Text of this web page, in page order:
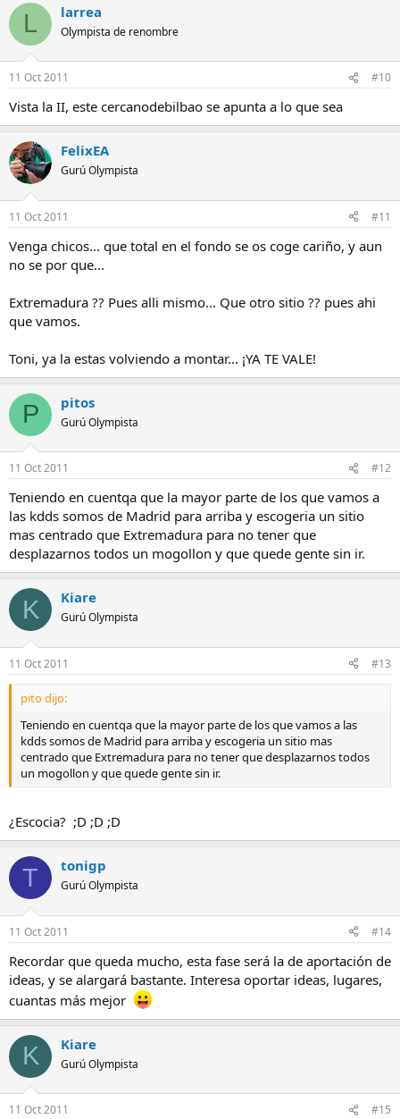
L larrea
Olympista de renombre
11 Oct 2011 #10
Vista la II, este cercanodebilbao se apunta a lo que sea
FelixEA
Gurú Olympista
11 Oct 2011 #11
Venga chicos... que total en el fondo se os coge cariño, y aun
no se por que...
Extremadura ?? Pues alli mismo... Que otro sitio ?? pues ahi
que vamos.
Toni, ya la estas volviendo a montar... ¡YA TE VALE!
P pitos
Gurú Olympista
11 Oct 2011 #12
Teniendo en cuentqa que la mayor parte de los que vamos a
las kdds somos de Madrid para arriba y escogeria un sitio
mas centrado que Extremadura para no tener que
desplazarnos todos un mogollon y que quede gente sin ir.
K Kiare
Gurú Olympista
11 Oct 2011 #13
pito dijo:
Teniendo en cuentqa que la mayor parte de los que vamos a las
kdds somos de Madrid para arriba y escogeria un sitio mas
centrado que Extremadura para no tener que desplazarnos todos
un mogollon y que quede gente sin ir.
¿Escocia? ;D ;D ;D
T tonigp
Gurú Olympista
11 Oct 2011 #14
Recordar que queda mucho, esta fase será la de aportación de
ideas, y se alargará bastante. Interesa oportar ideas, lugares,
cuantas más mejor
K Kiare
Gurú Olympista
11 Oct 2011 #15